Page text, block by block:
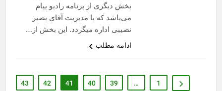
بخش دیگری از برنامه رادیو پیام
می‌باشد که با مدیریت آقای بصیر
نصیبی اداره میگردد. این بخش از…
ادامه مطلب
1
…
39
40
41
42
43